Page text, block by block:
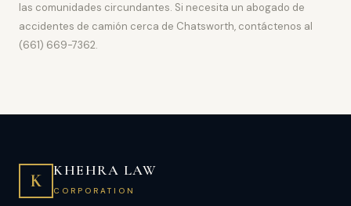
las comunidades circundantes. Si necesita un abogado de
accidentes de camión cerca de Chatsworth, contáctenos al
(661) 669-7362.
K
KHEHRA LAW
CORPORATION